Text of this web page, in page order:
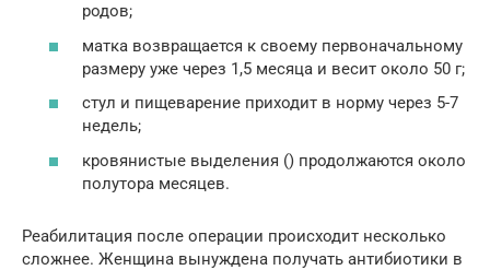
родов;
матка возвращается к своему первоначальному
размеру уже через 1,5 месяца и весит около 50 г;
стул и пищеварение приходит в норму через 5-7
недель;
кровянистые выделения () продолжаются около
полутора месяцев.
Реабилитация после операции происходит несколько
сложнее. Женщина вынуждена получать антибиотики в